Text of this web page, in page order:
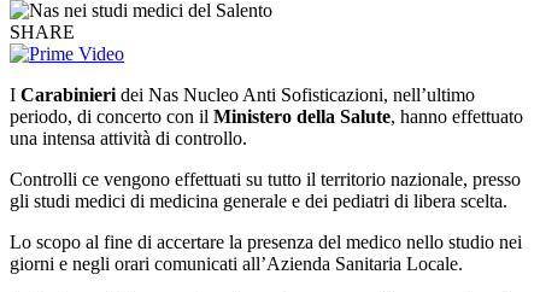
SHARE
I Carabinieri dei Nas Nucleo Anti Sofisticazioni, nell’ultimo
periodo, di concerto con il Ministero della Salute, hanno effettuato
una intensa attività di controllo.
Controlli ce vengono effettuati su tutto il territorio nazionale, presso
gli studi medici di medicina generale e dei pediatri di libera scelta.
Lo scopo al fine di accertare la presenza del medico nello studio nei
giorni e negli orari comunicati all’Azienda Sanitaria Locale.